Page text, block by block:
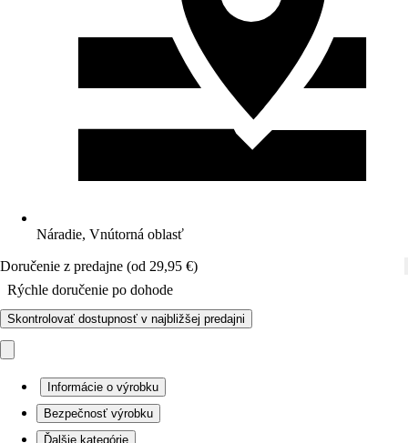
Náradie, Vnútorná oblasť
Doručenie z predajne (od 29,95 €)
Rýchle doručenie po dohode
Skontrolovať dostupnosť v najbližšej predajni
Informácie o výrobku
Bezpečnosť výrobku
Ďalšie kategórie